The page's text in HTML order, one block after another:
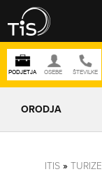
ORODJA
ITIS »